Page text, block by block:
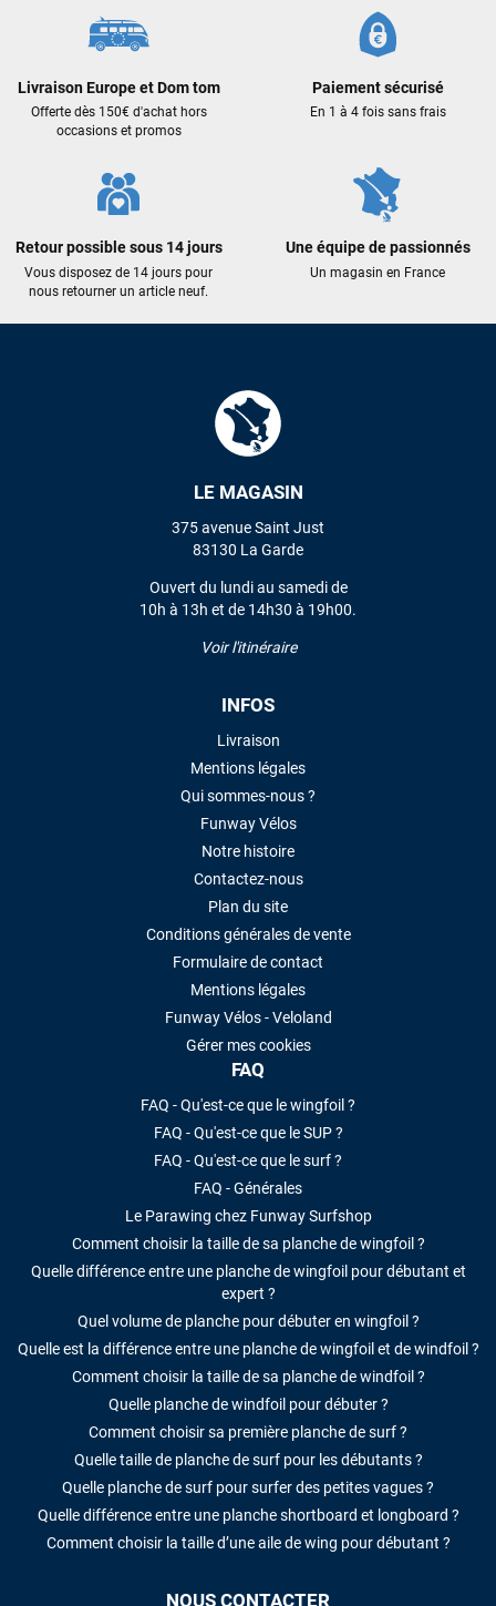
Livraison Europe et Dom tom
Offerte dès 150€ d'achat hors
occasions et promos
Paiement sécurisé
En 1 à 4 fois sans frais
Retour possible sous 14 jours
Vous disposez de 14 jours pour
nous retourner un article neuf.
Une équipe de passionnés
Un magasin en France
LE MAGASIN
375 avenue Saint Just
83130 La Garde
Ouvert du lundi au samedi de
10h à 13h et de 14h30 à 19h00.
Voir l'itinéraire
INFOS
Livraison
Mentions légales
Qui sommes-nous ?
Funway Vélos
Notre histoire
Contactez-nous
Plan du site
Conditions générales de vente
Formulaire de contact
Mentions légales
Funway Vélos - Veloland
Gérer mes cookies
FAQ
FAQ - Qu'est-ce que le wingfoil ?
FAQ - Qu'est-ce que le SUP ?
FAQ - Qu'est-ce que le surf ?
FAQ - Générales
Le Parawing chez Funway Surfshop
Comment choisir la taille de sa planche de wingfoil ?
Quelle différence entre une planche de wingfoil pour débutant et
expert ?
Quel volume de planche pour débuter en wingfoil ?
Quelle est la différence entre une planche de wingfoil et de windfoil ?
Comment choisir la taille de sa planche de windfoil ?
Quelle planche de windfoil pour débuter ?
Comment choisir sa première planche de surf ?
Quelle taille de planche de surf pour les débutants ?
Quelle planche de surf pour surfer des petites vagues ?
Quelle différence entre une planche shortboard et longboard ?
Comment choisir la taille d’une aile de wing pour débutant ?
NOUS CONTACTER
Excellent conseil excellent prix et en plus super sympas. Merci
encore pour cette severne dyno !
Maronui RICHMOND
J'ai acheté une voile d'occasion depuis Tahiti. Super service.
Mauruuru roa.
VOIR TOUS LES AVIS